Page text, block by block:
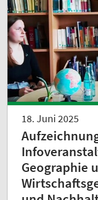
18. Juni 2025
Geographie